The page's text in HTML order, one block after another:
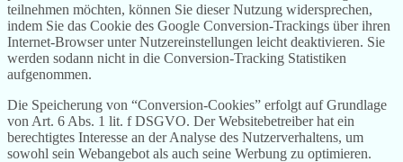
teilnehmen möchten, können Sie dieser Nutzung widersprechen,
indem Sie das Cookie des Google Conversion-Trackings über ihren
Internet-Browser unter Nutzereinstellungen leicht deaktivieren. Sie
werden sodann nicht in die Conversion-Tracking Statistiken
aufgenommen.
Die Speicherung von “Conversion-Cookies” erfolgt auf Grundlage
von Art. 6 Abs. 1 lit. f DSGVO. Der Websitebetreiber hat ein
berechtigtes Interesse an der Analyse des Nutzerverhaltens, um
sowohl sein Webangebot als auch seine Werbung zu optimieren.